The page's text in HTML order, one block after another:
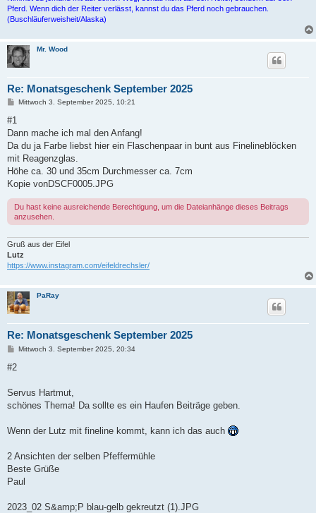
Pferd. Wenn dich der Reiter verlässt, kannst du das Pferd noch gebrauchen.
(Buschläuferweisheit/Alaska)
Mr. Wood
Re: Monatsgeschenk September 2025
B
i
r
a
Mittwoch 3. September 2025, 10:21
#1
Dann mache ich mal den Anfang!
Da du ja Farbe liebst hier ein Flaschenpaar in bunt aus Finelineblöcken
mit Reagenzglas.
Höhe ca. 30 und 35cm Durchmesser ca. 7cm
Kopie vonDSCF0005.JPG
Du hast keine ausreichende Berechtigung, um die Dateianhänge dieses Beitrags
anzusehen.
Gruß aus der Eifel
Lutz
https://www.instagram.com/eifeldrechsler/
PaRay
Re: Monatsgeschenk September 2025
B
i
a
Mittwoch 3. September 2025, 20:34
#2
Servus Hartmut,
schönes Thema! Da sollte es ein Haufen Beiträge geben.
Wenn der Lutz mit fineline kommt, kann ich das auch
2 Ansichten der selben Pfeffermühle
Beste Grüße
Paul
2023_02 S&amp;P blau-gelb gekreutzt (1).JPG